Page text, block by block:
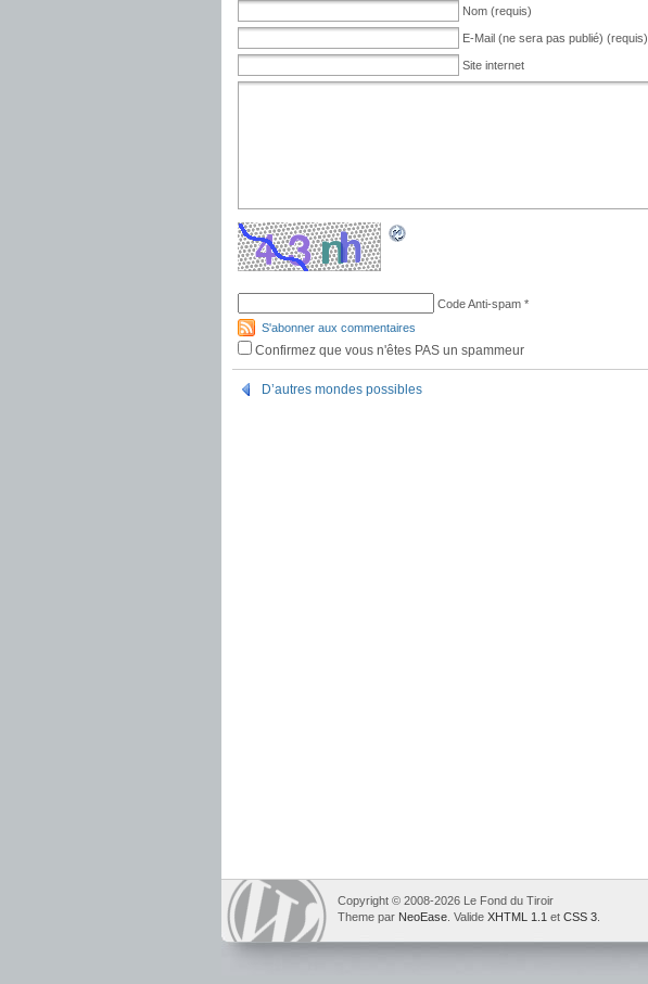
Nom (requis)
E-Mail (ne sera pas publié) (requis)
Site internet
Code Anti-spam *
S'abonner aux commentaires
Confirmez que vous n'êtes PAS un spammeur
D’autres mondes possibles
Copyright © 2008-2026 Le Fond du Tiroir
Theme par NeoEase . Valide XHTML 1.1 et CSS 3